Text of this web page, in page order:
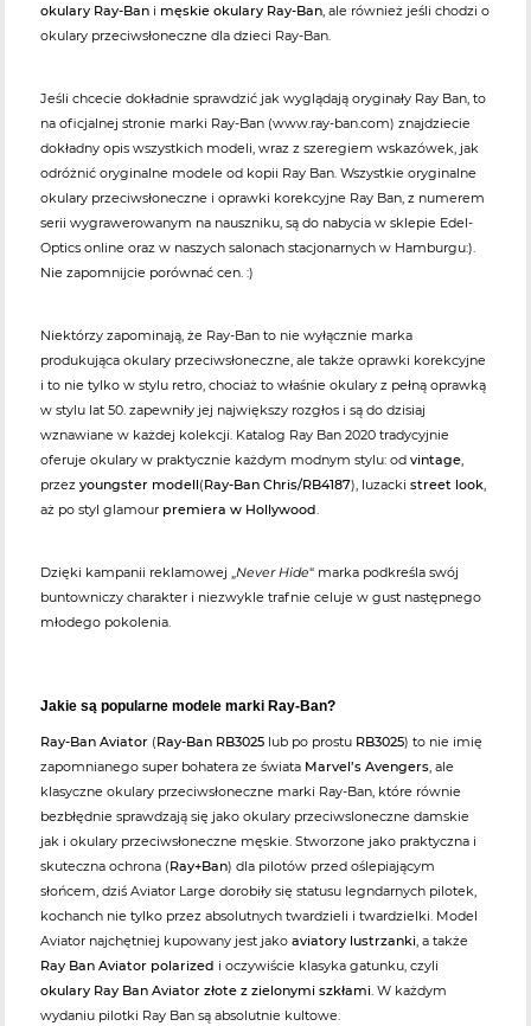
okulary Ray-Ban i męskie okulary Ray-Ban, ale również jeśli chodzi o
okulary przeciwsłoneczne dla dzieci Ray-Ban.
Jeśli chcecie dokładnie sprawdzić jak wyglądają oryginały Ray Ban, to
na oficjalnej stronie marki Ray-Ban (www.ray-ban.com) znajdziecie
dokładny opis wszystkich modeli, wraz z szeregiem wskazówek, jak
odróżnić oryginalne modele od kopii Ray Ban. Wszystkie oryginalne
okulary przeciwsłoneczne i oprawki korekcyjne Ray Ban, z numerem
serii wygrawerowanym na nauszniku, są do nabycia w sklepie Edel-
Optics online oraz w naszych salonach stacjonarnych w Hamburgu:).
Nie zapomnijcie porównać cen. :)
Niektórzy zapominają, że Ray-Ban to nie wyłącznie marka
produkująca okulary przeciwsłoneczne, ale także oprawki korekcyjne
i to nie tylko w stylu retro, chociaż to właśnie okulary z pełną oprawką
w stylu lat 50. zapewniły jej największy rozgłos i są do dzisiaj
wznawiane w każdej kolekcji. Katalog Ray Ban 2020 tradycyjnie
oferuje okulary w praktycznie każdym modnym stylu: od vintage,
przez youngster modell(Ray-Ban Chris/RB4187), luzacki street look,
aż po styl glamour premiera w Hollywood.
Dzięki kampanii reklamowej „Never Hide“ marka podkreśla swój
buntowniczy charakter i niezwykle trafnie celuje w gust następnego
młodego pokolenia.
Jakie są popularne modele marki Ray-Ban?
Ray-Ban Aviator (Ray-Ban RB3025 lub po prostu RB3025) to nie imię
zapomnianego super bohatera ze świata Marvel’s Avengers, ale
klasyczne okulary przeciwsłoneczne marki Ray-Ban, które równie
bezbłędnie sprawdzają się jako okulary przeciwsloneczne damskie
jak i okulary przeciwsłoneczne męskie. Stworzone jako praktyczna i
skuteczna ochrona (Ray+Ban) dla pilotów przed oślepiającym
słońcem, dziś Aviator Large dorobiły się statusu legndarnych pilotek,
kochanch nie tylko przez absolutnych twardzieli i twardzielki. Model
Aviator najchętniej kupowany jest jako aviatory lustrzanki, a także
Ray Ban Aviator polarized i oczywiście klasyka gatunku, czyli
okulary Ray Ban Aviator złote z zielonymi szkłami. W każdym
wydaniu pilotki Ray Ban są absolutnie kultowe.